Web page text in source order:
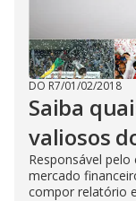
DO R7/01/02/2018
Saiba
valiosos
Responsável
mercado
compor relatório